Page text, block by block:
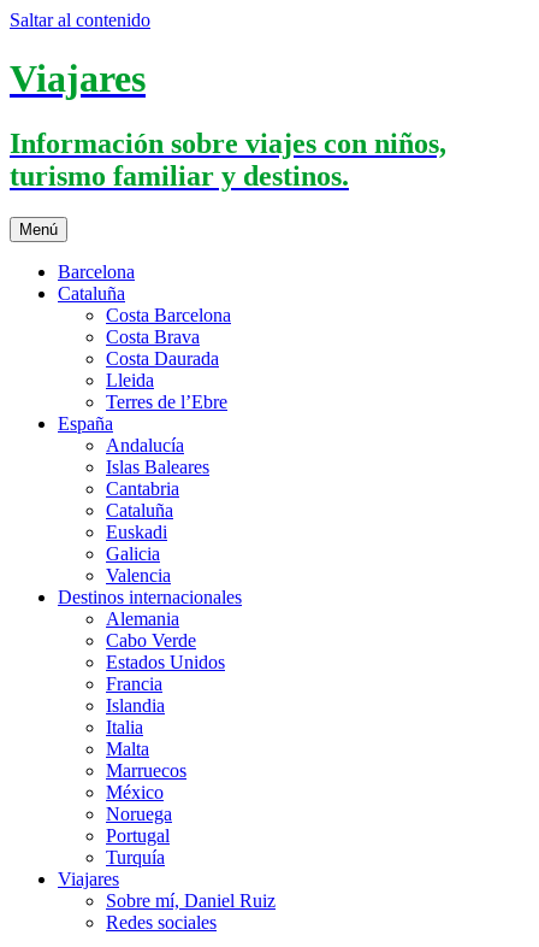
Saltar al contenido
Viajares
Información sobre viajes con niños,
turismo familiar y destinos.
Menú
Barcelona
Cataluña
Costa Barcelona
Costa Brava
Costa Daurada
Lleida
Terres de l’Ebre
España
Andalucía
Islas Baleares
Cantabria
Cataluña
Euskadi
Galicia
Valencia
Destinos internacionales
Alemania
Cabo Verde
Estados Unidos
Francia
Islandia
Italia
Malta
Marruecos
México
Noruega
Portugal
Turquía
Viajares
Sobre mí, Daniel Ruiz
Redes sociales